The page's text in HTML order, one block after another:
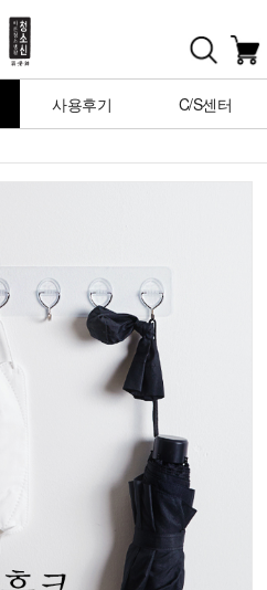
사용후기 C/S센터